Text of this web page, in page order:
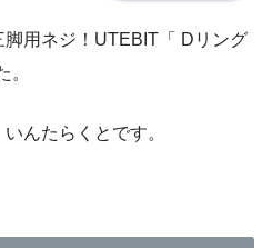
用ネジ！UTEBIT「 Dリング
。
んたらくとです。